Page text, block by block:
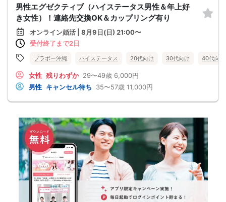
男性エグゼクティブ（ハイステータス男性＆年上好
き女性）！連絡先交換OK＆カップリング有り
オンライン婚活 | 8月9日(日) 21:00〜
受付終了まで2日
ブラボー沖縄 ハイステータス 20代向け 30代向け 40代向け
女性 残りわずか 29〜49歳 6,000円
男性 キャンセル待ち 35〜57歳 11,000円